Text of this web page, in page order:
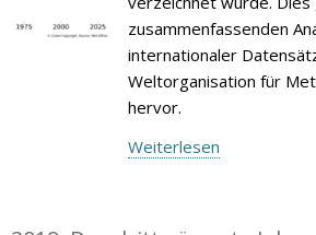
zusammenfassenden
internationaler
Weltorganisation für
hervor.
Weiterlesen